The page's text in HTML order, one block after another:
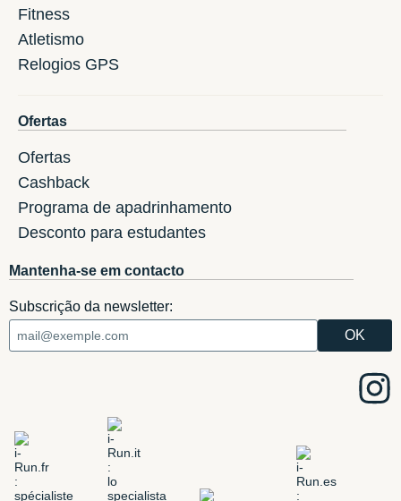
Fitness
Atletismo
Relogios GPS
Ofertas
Ofertas
Cashback
Programa de apadrinhamento
Desconto para estudantes
Mantenha-se em contacto
Subscrição da newsletter: